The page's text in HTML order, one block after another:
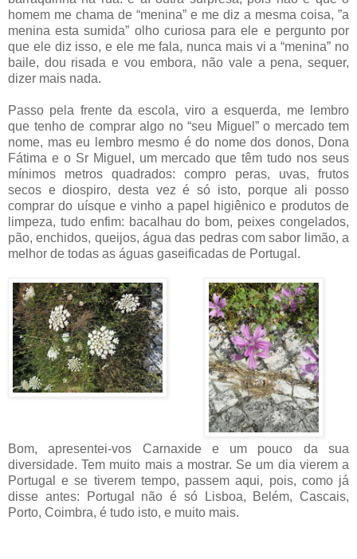
homem me chama de “menina” e me diz a mesma coisa, ”a
menina esta sumida” olho curiosa para ele e pergunto por
que ele diz isso, e ele me fala, nunca mais vi a “menina” no
baile, dou risada e vou embora, não vale a pena, sequer,
dizer mais nada.
Passo pela frente da escola, viro a esquerda, me lembro
que tenho de comprar algo no “seu Miguel” o mercado tem
nome, mas eu lembro mesmo é do nome dos donos, Dona
Fátima e o Sr Miguel, um mercado que têm tudo nos seus
mínimos metros quadrados: compro peras, uvas, frutos
secos e diospiro, desta vez é só isto, porque ali posso
comprar do uísque e vinho a papel higiênico e produtos de
limpeza, tudo enfim: bacalhau do bom, peixes congelados,
pão, enchidos, queijos, água das pedras com sabor limão, a
melhor de todas as águas gaseificadas de Portugal.
Bom, apresentei-vos Carnaxide e um pouco da sua
diversidade. Tem muito mais a mostrar. Se um dia vierem a
Portugal e se tiverem tempo, passem aqui, pois, como já
disse antes: Portugal não é só Lisboa, Belém, Cascais,
Porto, Coimbra, é tudo isto, e muito mais.